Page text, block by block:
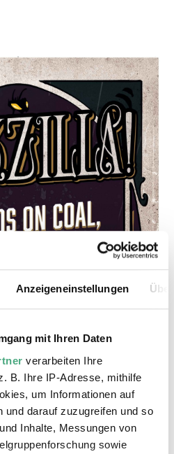
Anzeigeneinstellungen
mit Ihren Daten
verarbeiten Ihre
B. Ihre IP-Adresse, mithilfe
um Informationen auf
und darauf zuzugreifen und so
Inhalte, Messungen von
sowie